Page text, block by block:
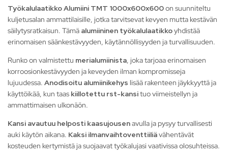
Työkalulaatikko Alumiini TMT 1000x600x600on suunniteltu
kuljetusalan ammattilaisille, jotka tarvitsevat kevyen mutta kestävän
säilytysratkaisun. Tämä alumiininen työkalulaatikkoyhdistää
erinomaisen säänkestävyyden, käytännöllisyyden ja turvallisuuden.
Runko on valmistettu merialumiinista, joka tarjoaa erinomaisen
korroosionkestävyyden ja keveyden ilman kompromisseja
lujuudessa. Anodisoitu alumiinikehys lisää rakenteen jäykkyyttä ja
käyttöikää, kun taas kiillotettu rst-kansituo viimeistellyn ja
ammattimaisen ulkonäön.
Kansi avautuu helposti kaasujousenavulla ja pysyy turvallisesti
auki käytön aikana. Kaksi ilmanvaihtoventtiiliävähentävät
kosteuden kertymistä ja suojaavat työkalujasi vaativissa olosuhteissa.